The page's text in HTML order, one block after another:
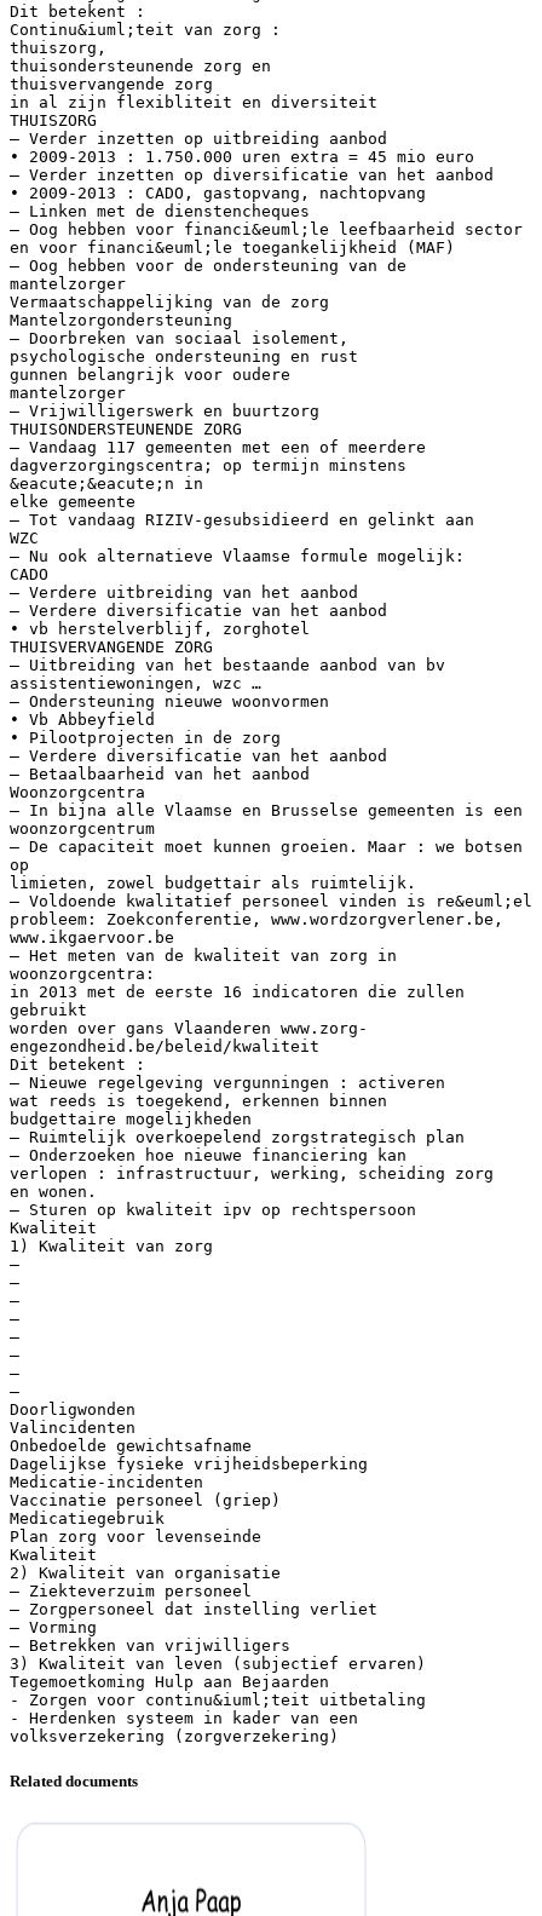
Dit betekent :
Continu&iuml;teit van zorg :
thuiszorg,
thuisondersteunende zorg en
thuisvervangende zorg
in al zijn flexibliteit en diversiteit
THUISZORG
– Verder inzetten op uitbreiding aanbod
• 2009-2013 : 1.750.000 uren extra = 45 mio euro
– Verder inzetten op diversificatie van het aanbod
• 2009-2013 : CADO, gastopvang, nachtopvang
– Linken met de dienstencheques
– Oog hebben voor financi&euml;le leefbaarheid sector
en voor financi&euml;le toegankelijkheid (MAF)
– Oog hebben voor de ondersteuning van de
mantelzorger
Vermaatschappelijking van de zorg
Mantelzorgondersteuning
– Doorbreken van sociaal isolement,
psychologische ondersteuning en rust
gunnen belangrijk voor oudere
mantelzorger
– Vrijwilligerswerk en buurtzorg
THUISONDERSTEUNENDE ZORG
– Vandaag 117 gemeenten met een of meerdere
dagverzorgingscentra; op termijn minstens
&eacute;&eacute;n in
elke gemeente
– Tot vandaag RIZIV-gesubsidieerd en gelinkt aan
WZC
– Nu ook alternatieve Vlaamse formule mogelijk:
CADO
– Verdere uitbreiding van het aanbod
– Verdere diversificatie van het aanbod
• vb herstelverblijf, zorghotel
THUISVERVANGENDE ZORG
– Uitbreiding van het bestaande aanbod van bv
assistentiewoningen, wzc …
– Ondersteuning nieuwe woonvormen
• Vb Abbeyfield
• Pilootprojecten in de zorg
– Verdere diversificatie van het aanbod
– Betaalbaarheid van het aanbod
Woonzorgcentra
– In bijna alle Vlaamse en Brusselse gemeenten is een
woonzorgcentrum
– De capaciteit moet kunnen groeien. Maar : we botsen
op
limieten, zowel budgettair als ruimtelijk.
– Voldoende kwalitatief personeel vinden is re&euml;el
probleem: Zoekconferentie, www.wordzorgverlener.be,
www.ikgaervoor.be
– Het meten van de kwaliteit van zorg in
woonzorgcentra:
in 2013 met de eerste 16 indicatoren die zullen
gebruikt
worden over gans Vlaanderen www.zorg-
engezondheid.be/beleid/kwaliteit
Dit betekent :
– Nieuwe regelgeving vergunningen : activeren
wat reeds is toegekend, erkennen binnen
budgettaire mogelijkheden
– Ruimtelijk overkoepelend zorgstrategisch plan
– Onderzoeken hoe nieuwe financiering kan
verlopen : infrastructuur, werking, scheiding zorg
en wonen.
– Sturen op kwaliteit ipv op rechtspersoon
Kwaliteit
1) Kwaliteit van zorg
–
–
–
–
–
–
–
–
Doorligwonden
Valincidenten
Onbedoelde gewichtsafname
Dagelijkse fysieke vrijheidsbeperking
Medicatie-incidenten
Vaccinatie personeel (griep)
Medicatiegebruik
Plan zorg voor levenseinde
Kwaliteit
2) Kwaliteit van organisatie
– Ziekteverzuim personeel
– Zorgpersoneel dat instelling verliet
– Vorming
– Betrekken van vrijwilligers
3) Kwaliteit van leven (subjectief ervaren)
Tegemoetkoming Hulp aan Bejaarden
- Zorgen voor continu&iuml;teit uitbetaling
- Herdenken systeem in kader van een
Related documents